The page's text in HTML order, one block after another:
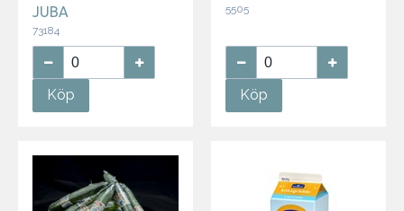
JUBA
73184
Köp
5505
Köp